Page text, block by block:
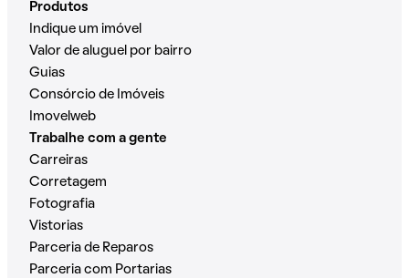
Produtos
Indique um imóvel
Valor de aluguel por bairro
Guias
Consórcio de Imóveis
Imovelweb
Trabalhe com a gente
Carreiras
Corretagem
Fotografia
Vistorias
Parceria de Reparos
Parceria com Portarias